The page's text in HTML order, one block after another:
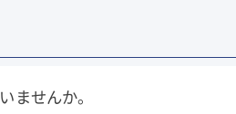
ませんか。